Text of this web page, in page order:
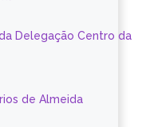
Delegação Centro da
de Almeida